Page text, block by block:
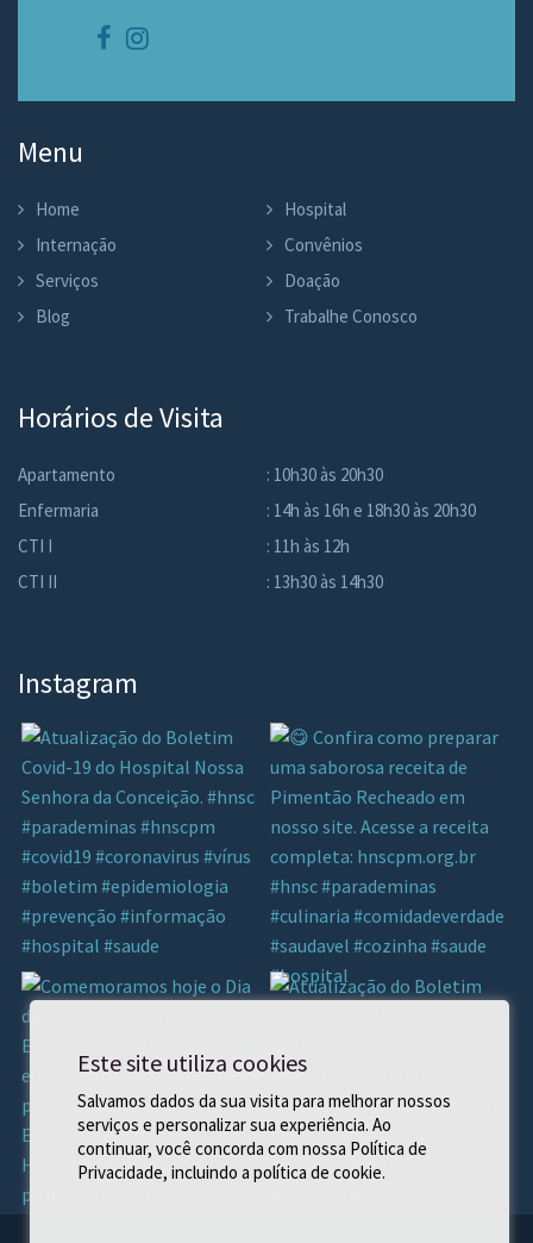
Este site utiliza cookies
Salvamos dados da sua visita para melhorar nossos
serviços e personalizar sua experiência. Ao
continuar, você concorda com nossa Política de
Privacidade, incluindo a política de cookie.
Menu
Home
Hospital
Internação
Convênios
Serviços
Doação
Blog
Trabalhe Conosco
Horários de Visita
Apartamento
: 10h30 às 20h30
Enfermaria
: 14h às 16h e 18h30 às 20h30
CTI I
: 11h às 12h
CTI II
: 13h30 às 14h30
Instagram